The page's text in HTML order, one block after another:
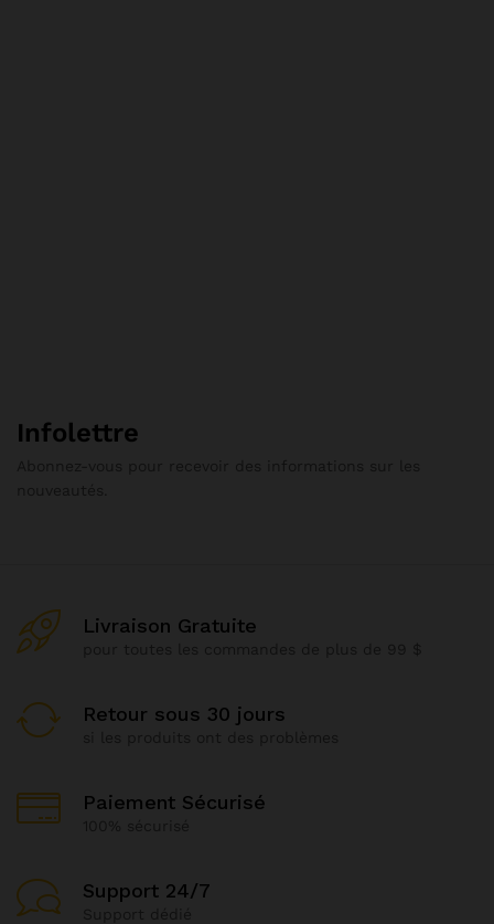
Infolettre
Livraison Gratuite
Retour sous 30 jours
Paiement Sécurisé
Support 24/7